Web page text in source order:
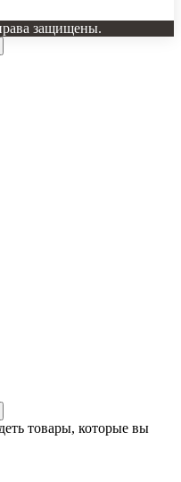
защищены.
товары, которые вы